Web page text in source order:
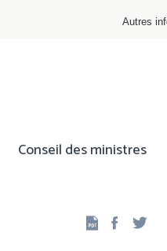
Autres
Conseil des ministres